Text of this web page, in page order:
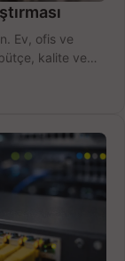
Ev, ofis ve
kalite ve